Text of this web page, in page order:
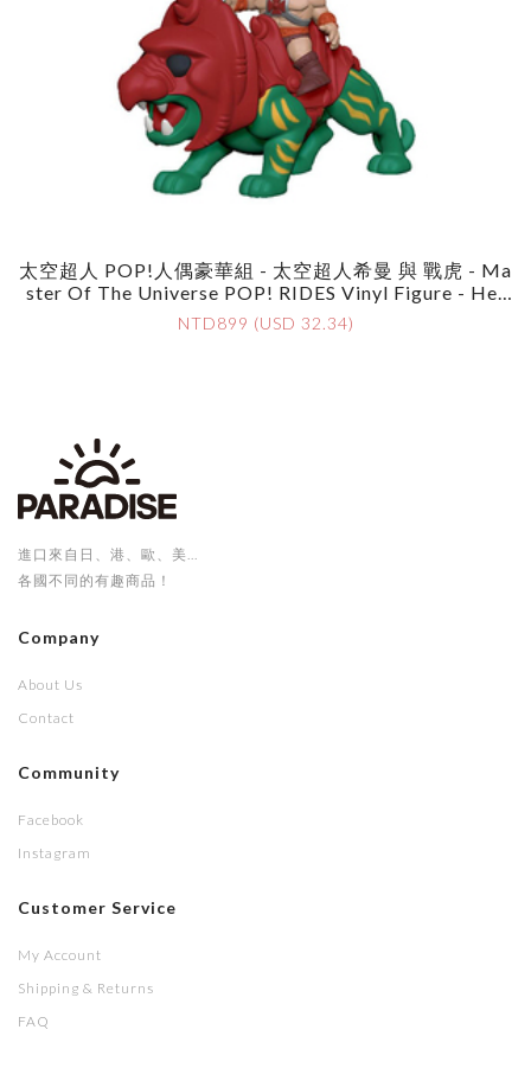
太空超人 POP!人偶豪華組 - 太空超人希曼 與 戰虎 - Ma
Ster Of The Universe POP! RIDES Vinyl Figure - He-
Man And Battle Cat
NTD899 (USD 32.34)
進口來自日、港、歐、美...
各國不同的有趣商品！
Company
About Us
Contact
Community
Facebook
Instagram
Customer Service
My Account
Shipping & Returns
FAQ